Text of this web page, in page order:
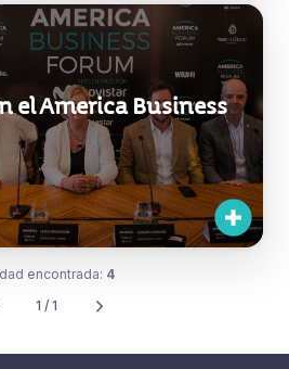
el America Business
encontrada: 4
1 / 1